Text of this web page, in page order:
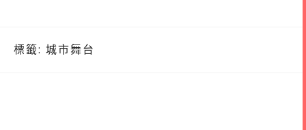
標籤: 城市舞台